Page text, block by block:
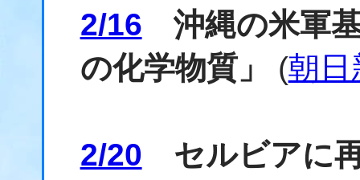
2/16 沖縄の米軍
の化学物質」
(朝日
2/20 セルビアに